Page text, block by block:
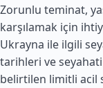
Zorunlu teminat,
karşılamak için
Ukrayna ile ilgili
tarihleri ve
belirtilen limitli acil